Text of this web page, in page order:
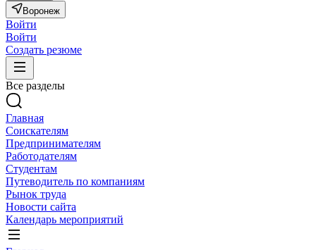
Воронеж
Войти
Войти
Создать резюме
Все разделы
Главная
Соискателям
Предпринимателям
Работодателям
Студентам
Путеводитель по компаниям
Рынок труда
Новости сайта
Календарь мероприятий